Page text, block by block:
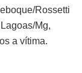
Rossetti
Mg,
a vítima.